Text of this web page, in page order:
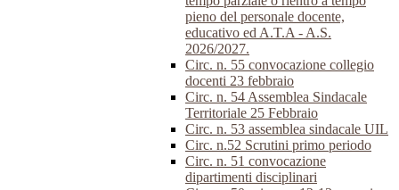
pieno del personale docente,
educativo ed A.T.A - A.S.
2026/2027.
Circ. n. 55 convocazione collegio
docenti 23 febbraio
Circ. n. 54 Assemblea Sindacale
Territoriale 25 Febbraio
Circ. n. 53 assemblea sindacale UIL
Circ. n.52 Scrutini primo periodo
Circ. n. 51 convocazione
dipartimenti disciplinari